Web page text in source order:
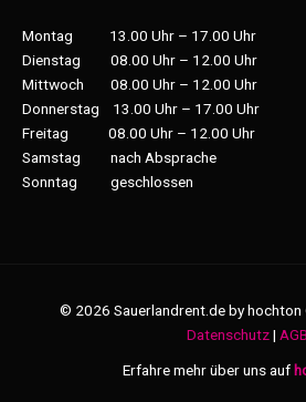
Montag 13.00 Uhr – 17.00 Uhr
Dienstag 08.00 Uhr – 12.00 Uhr
Mittwoch 08.00 Uhr – 12.00 Uhr
Donnerstag 13.00 Uhr – 17.00 Uhr
Freitag 08.00 Uhr – 12.00 Uhr
Samstag nach Absprache
Sonntag geschlossen
© 2026 Sauerlandrent.de by hochton
Datenschutz| AGB
Erfahre mehr über uns auf